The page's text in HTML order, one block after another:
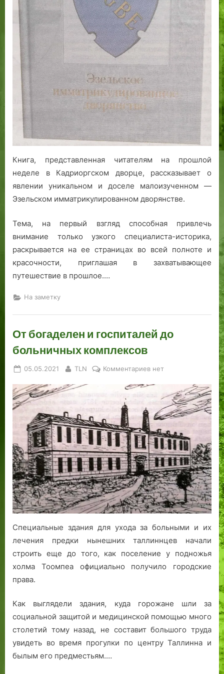
Книга, представленная читателям на прошлой
неделе в Кадриоргском дворце, рассказывает о
явлении уникальном и доселе малоизученном —
Эзельском имматрикулированном дворянстве.
Тема, на первый взгляд способная привлечь
внимание только узкого специалиста-историка,
раскрывается на ее страницах во всей полноте и
красочности, приглашая в захватывающее
путешествие в прошлое.…
На заметку
От богаделен и госпиталей до
больничных комплексов
Posted
05.05.2021 By
TLN Комментариевк
богаделен
госпиталей
до
больничных
комплексов
нет
Специальные здания для ухода за больными и их
лечения предки нынешних таллиннцев начали
строить еще до того, как поселение у подножья
холма Тоомпеа официально получило городские
права.
Как выглядели здания, куда горожане шли за
социальной защитой и медицинской помощью много
столетий тому назад, не составит большого труда
увидеть во время прогулки по центру Таллинна и
былым его предместьям.…